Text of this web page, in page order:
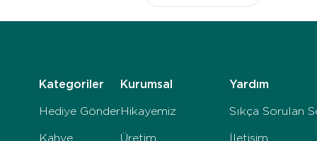
Kategoriler
Hediye Gönder
Kahve
Kurumsal
Hikayemiz
Üretim
Yardım
Sıkça Sorulan
İletişim